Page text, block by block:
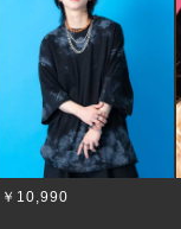
￥10,990